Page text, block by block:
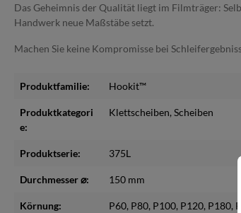
Das Geheimnis der Qualität liegt im Filmträger:
Handwerk neue Maßstäbe setzt.
Machen Sie keine Kompromisse bei
Produktfamilie: Hookit™
Produktkategori
e:
Klettscheiben, Scheiben
Produktserie: 375L
Durchmesser ⌀: 150 mm
Körnung: P60, P80, P100, P120, P180,